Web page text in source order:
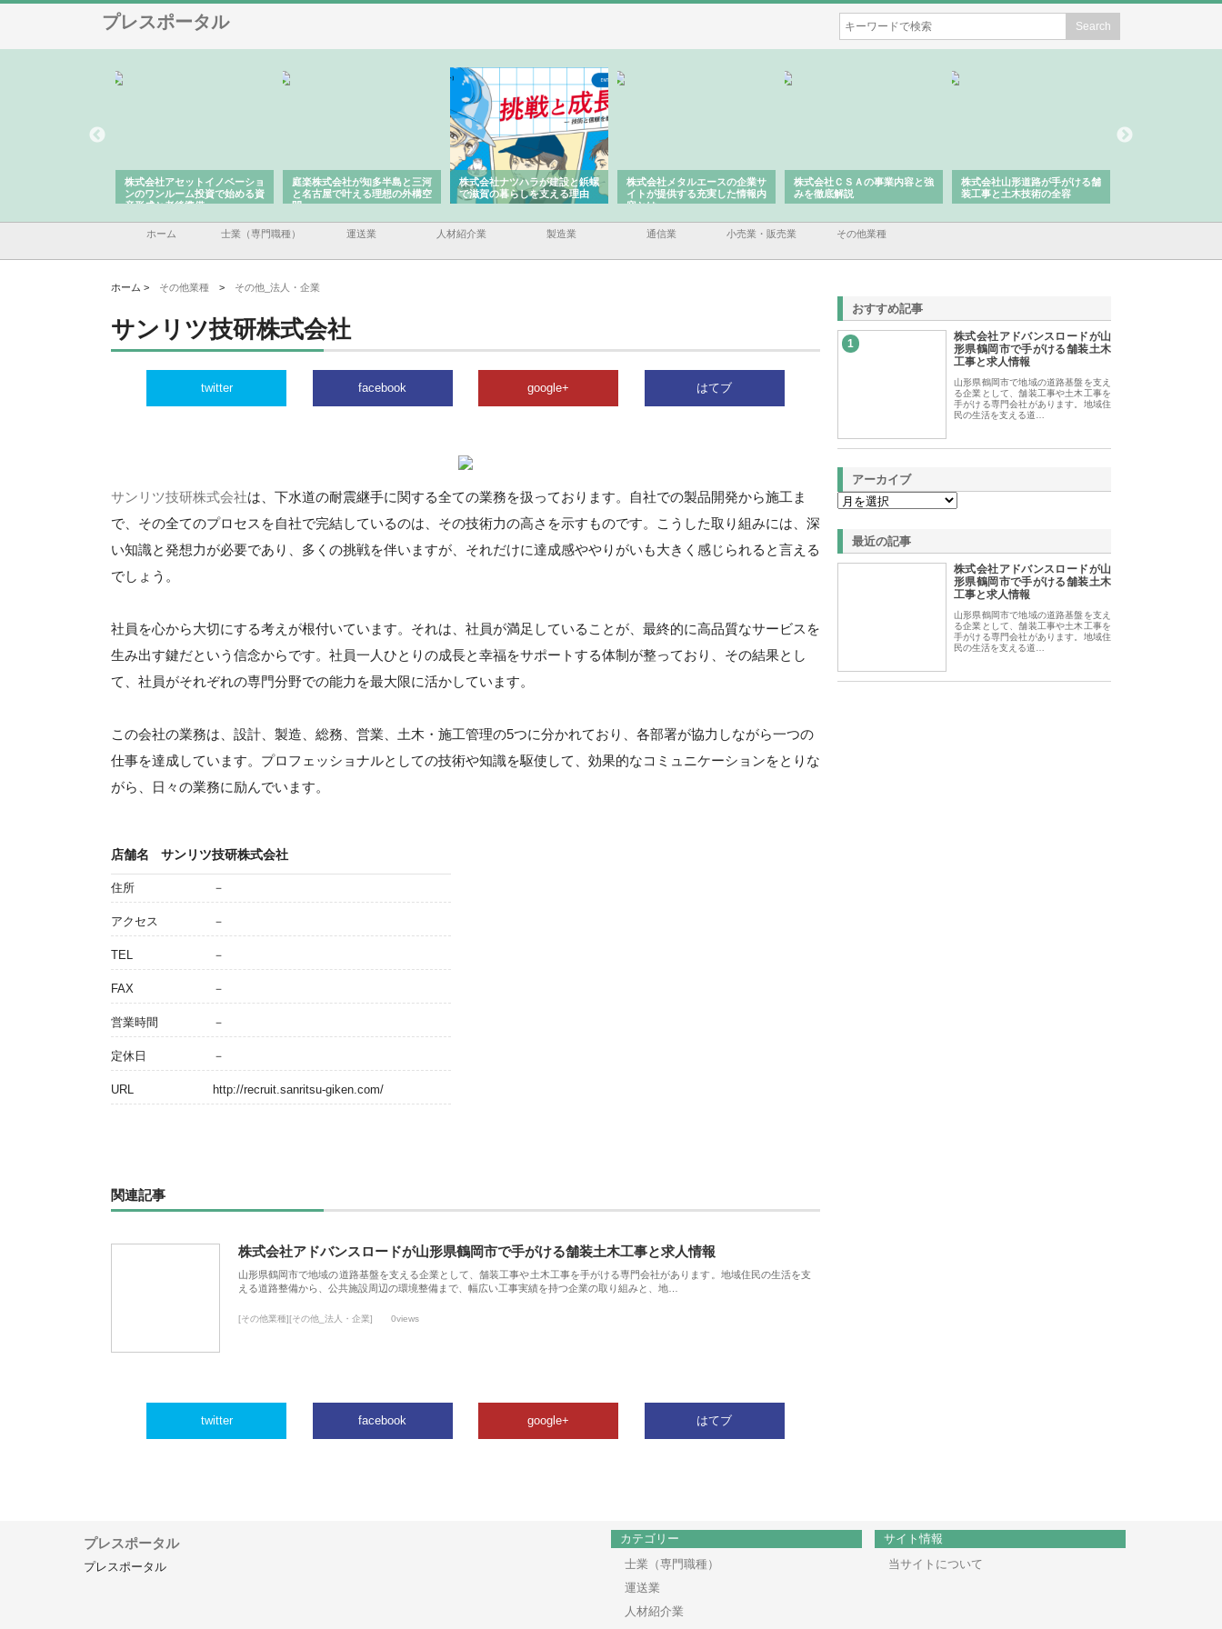
プレスポータル
株式会社アセットイノベーショ
ンのワンルーム投資で始める資
産形成と老後準備
庭楽株式会社が知多半島と三河
と名古屋で叶える理想の外構空
間
株式会社ナツハラが建設と鋲螺
で滋賀の暮らしを支える理由
株式会社メタルエースの企業サ
イトが提供する充実した情報内
容とは
株式会社ＣＳＡの事業内容と強
みを徹底解説
株式会社山形道路が手がける舗
装工事と土木技術の全容
ホーム 士業（専門職種） 運送業 人材紹介業 製造業 通信業 小売業・販売業 その他業種
ホーム > その他業種 > その他_法人・企業
サンリツ技研株式会社
twitter facebook google+ はてブ
サンリツ技研株式会社は、下水道の耐震継手に関する全ての業務を扱っております。自社での製品開発から施工ま
で、その全てのプロセスを自社で完結しているのは、その技術力の高さを示すものです。こうした取り組みには、深
い知識と発想力が必要であり、多くの挑戦を伴いますが、それだけに達成感ややりがいも大きく感じられると言える
でしょう。
社員を心から大切にする考えが根付いています。それは、社員が満足していることが、最終的に高品質なサービスを
生み出す鍵だという信念からです。社員一人ひとりの成長と幸福をサポートする体制が整っており、その結果とし
て、社員がそれぞれの専門分野での能力を最大限に活かしています。
この会社の業務は、設計、製造、総務、営業、土木・施工管理の5つに分かれており、各部署が協力しながら一つの
仕事を達成しています。プロフェッショナルとしての技術や知識を駆使して、効果的なコミュニケーションをとりな
がら、日々の業務に励んでいます。
店舗名 サンリツ技研株式会社
住所 －
アクセス －
TEL －
FAX －
営業時間 －
定休日 －
URL http://recruit.sanritsu-giken.com/
関連記事
株式会社アドバンスロードが山形県鶴岡市で手がける舗装土木工事と求人情報
山形県鶴岡市で地域の道路基盤を支える企業として、舗装工事や土木工事を手がける専門会社があります。地域住民の生活を支
える道路整備から、公共施設周辺の環境整備まで、幅広い工事実績を持つ企業の取り組みと、地…
[その他業種][その他_法人・企業] 0views
twitter facebook google+ はてブ
おすすめ記事
1
株式会社アドバンスロードが山
形県鶴岡市で手がける舗装土木
工事と求人情報
山形県鶴岡市で地域の道路基盤を支え
る企業として、舗装工事や土木工事を
手がける専門会社があります。地域住
民の生活を支える道…
アーカイブ
最近の記事
株式会社アドバンスロードが山
形県鶴岡市で手がける舗装土木
工事と求人情報
山形県鶴岡市で地域の道路基盤を支え
る企業として、舗装工事や土木工事を
手がける専門会社があります。地域住
民の生活を支える道…
プレスポータル
プレスポータル
カテゴリー
士業（専門職種）
運送業
人材紹介業
サイト情報
当サイトについて